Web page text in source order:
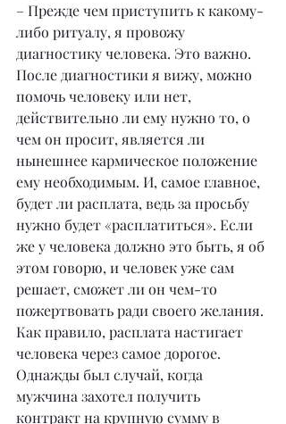
– Прежде чем приступить к какому-
либо ритуалу, я провожу
диагностику человека. Это важно.
После диагностики я вижу, можно
помочь человеку или нет,
действительно ли ему нужно то, о
чем он просит, является ли
нынешнее кармическое положение
ему необходимым. И, самое главное,
будет ли расплата, ведь за просьбу
нужно будет «расплатиться». Если
же у человека должно это быть, я об
этом говорю, и человек уже сам
решает, сможет ли он чем-то
пожертвовать ради своего желания.
Как правило, расплата настигает
человека через самое дорогое.
Однажды был случай, когда
мужчина захотел получить
контракт на крупную сумму в